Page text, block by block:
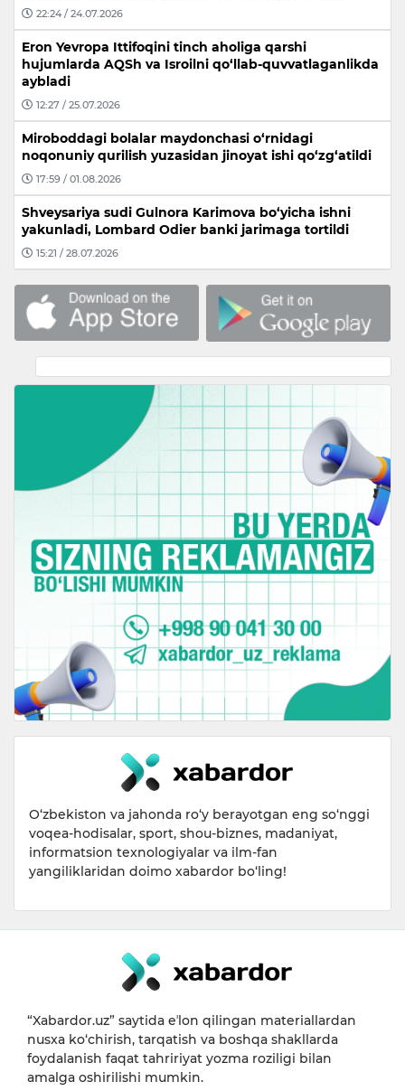
22:24 / 24.07.2026
Eron Yevropa Ittifoqini tinch aholiga qarshi
hujumlarda AQSh va Isroilni qo‘llab-quvvatlaganlikda
aybladi
12:27 / 25.07.2026
Miroboddagi bolalar maydonchasi o‘rnidagi
noqonuniy qurilish yuzasidan jinoyat ishi qo‘zg‘atildi
17:59 / 01.08.2026
Shveysariya sudi Gulnora Karimova bo‘yicha ishni
yakunladi, Lombard Odier banki jarimaga tortildi
15:21 / 28.07.2026
O‘zbekiston va jahonda ro‘y berayotgan eng so‘nggi
voqea-hodisalar, sport, shou-biznes, madaniyat,
informatsion texnologiyalar va ilm-fan
yangiliklaridan doimo xabardor bo‘ling!
“Xabardor.uz” saytida eʼlon qilingan materiallardan
nusxa ko‘chirish, tarqatish va boshqa shakllarda
foydalanish faqat tahririyat yozma roziligi bilan
amalga oshirilishi mumkin.